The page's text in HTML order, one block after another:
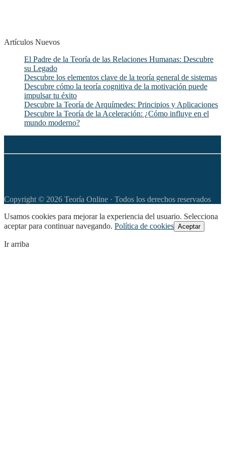
Artículos Nuevos
El Padre de la Teoría de las Relaciones Humanas: Descubre
su Legado
Descubre los elementos clave de la teoría general de sistemas
Descubre cómo la teoría cognitiva de la motivación puede
impulsar tu éxito
Descubre la Teoría de Arquímedes: Principios y Aplicaciones
Descubre la Teoría de la Aceleración: ¿Cómo influye en el
mundo moderno?
Copyright © 2026 Teoría Online · Todos los derechos reservados
Usamos cookies para mejorar la experiencia del usuario. Selecciona
aceptar para continuar navegando. Política de cookies Aceptar
Ir arriba